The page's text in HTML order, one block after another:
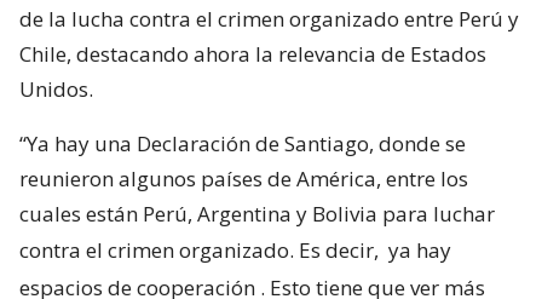
de la lucha contra el crimen organizado entre Perú y
Chile, destacando ahora la relevancia de Estados
Unidos.
“Ya hay una Declaración de Santiago, donde se
reunieron algunos países de América, entre los
cuales están Perú, Argentina y Bolivia para luchar
contra el crimen organizado. Es decir, ya hay
espacios de cooperación . Esto tiene que ver más